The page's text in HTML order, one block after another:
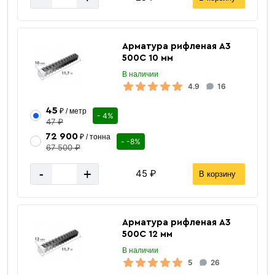
Арматура рифленая А3
500С 10 мм
В наличии
4.9 16
45 ₽ / метр
47 ₽
- 4%
72 900₽ / тонна
67 500 ₽
- -8%
- + 45 ₽ В корзину
Арматура рифленая А3
500С 12 мм
В наличии
5 26
Размер 1,2 мм
Прокат Горячекатаный (г/к)
Цвет Черный
Ст1кп, Ст2кп, Ст3кп, Ст3пс
Тип Проволока вязальная
ГОСТ 3282-74